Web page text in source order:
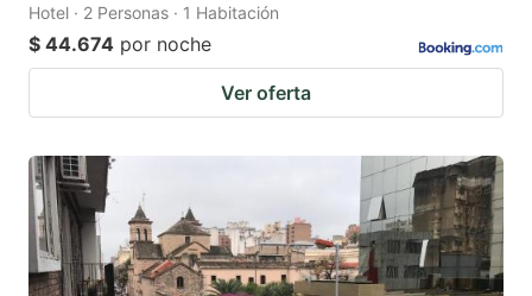
Hotel · 2 Personas · 1 Habitación
$ 44.674 por noche
Ver oferta